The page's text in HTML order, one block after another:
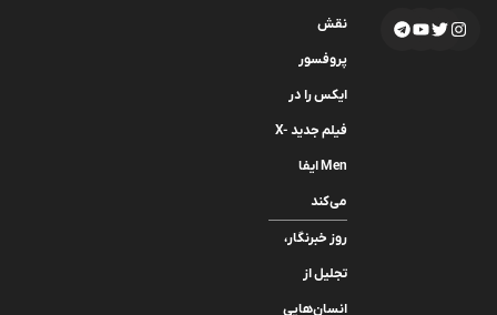
نقش
پروفسور
ایکس را در
فیلم جدید X-
Men ایفا
می‌کند
روز خبرنگار،
تجلیل از
انسان‌هایی